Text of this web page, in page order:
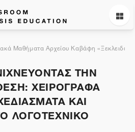
Μαθήματα Αρχείου Καβάφη
ΤΗΝ
ΧΕΙΡΟΓΡΑΦΑ
ΚΑΙ
ΛΟΓΟΤΕΧΝΙΚΟ